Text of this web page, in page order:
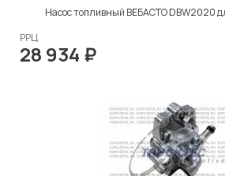
Насос топливный ВЕБАСТО DBW2020
РРЦ
28 934 ₽